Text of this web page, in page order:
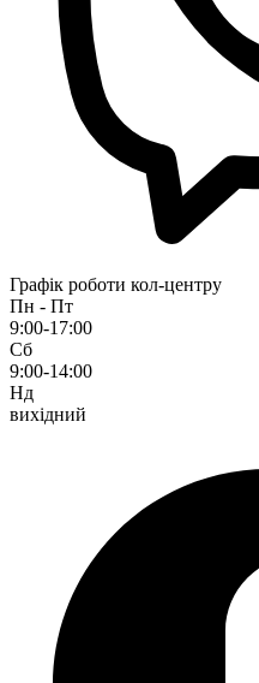
Графік роботи кол-центру
Пн - Пт
9:00-17:00
Сб
9:00-14:00
Нд
вихідний